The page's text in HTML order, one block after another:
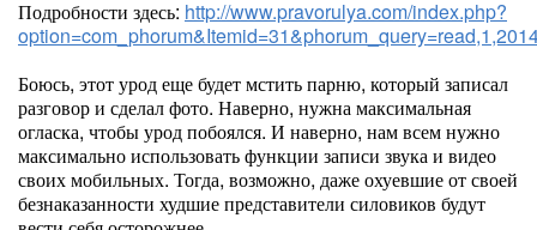
Подробности здесь: http://www.pravorulya.com/index.php?
Боюсь, этот урод еще будет мстить парню, который записал
разговор и сделал фото. Наверно, нужна максимальная
огласка, чтобы урод побоялся. И наверно, нам всем нужно
максимально использовать функции записи звука и видео
своих мобильных. Тогда, возможно, даже охуевшие от своей
безнаказанности худшие представители силовиков будут